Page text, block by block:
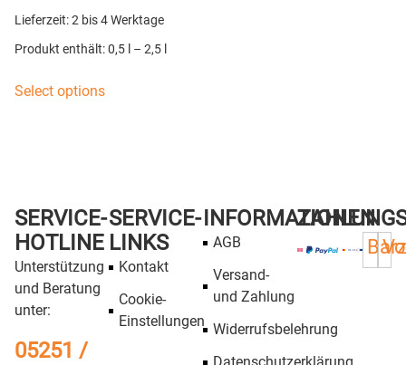
Lieferzeit:2 bis 4 Werktage
Produkt enthält: 0,5 – 2,5
Select options
SERVICE-
HOTLINE
Unterstützung
und Beratung
unter:
05251 /
SERVICE-
LINKS
Kontakt
Cookie-
Einstellungen
INFORMATIONEN
AGB
Versand-
und Zahlung
Widerrufsbelehrung